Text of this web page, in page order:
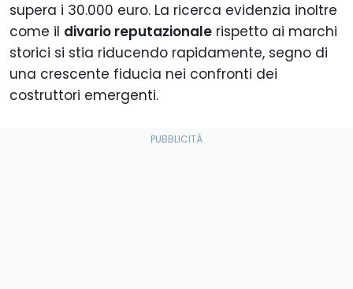
supera i 30.000 euro. La ricerca evidenzia inoltre
come il divario reputazionale rispetto ai marchi
storici si stia riducendo rapidamente, segno di
una crescente fiducia nei confronti dei
costruttori emergenti.